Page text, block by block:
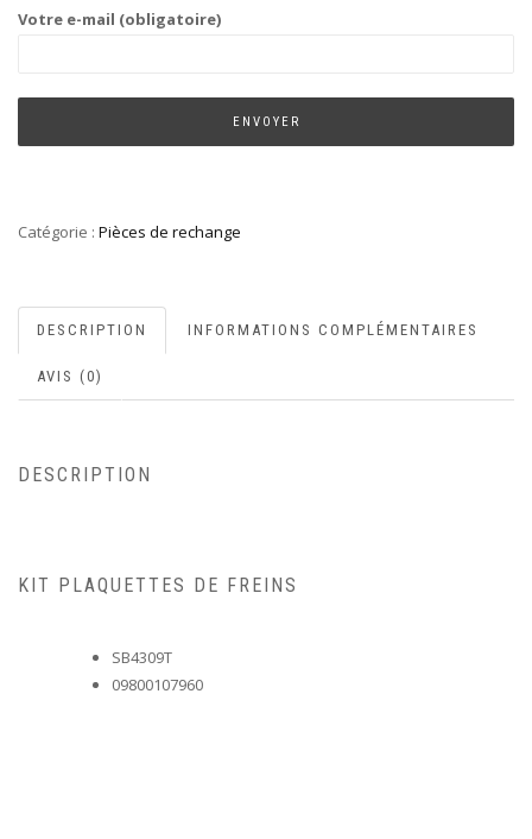
Votre e-mail (obligatoire)
Catégorie : Pièces de rechange
DESCRIPTION INFORMATIONS COMPLÉMENTAIRES
AVIS (0)
DESCRIPTION
KIT PLAQUETTES DE FREINS
SB4309T
09800107960